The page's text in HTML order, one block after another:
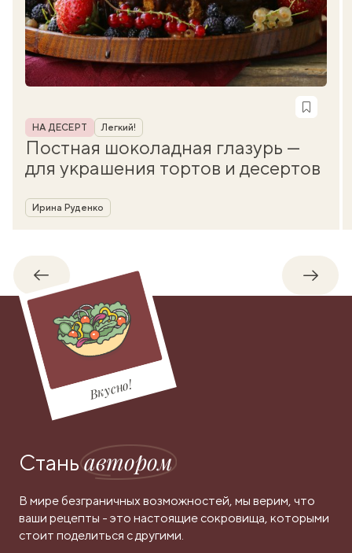
Рубрика
НА ДЕСЕРТ Легкий!
Постная шоколадная глазурь —
для украшения тортов и десертов
Автор
Ирина Руденко
Обратно
Вкусно!
Станьавтором
В мире безграничных возможностей, мы верим, что
ваши рецепты - это настоящие сокровища, которыми
стоит поделиться с другими.